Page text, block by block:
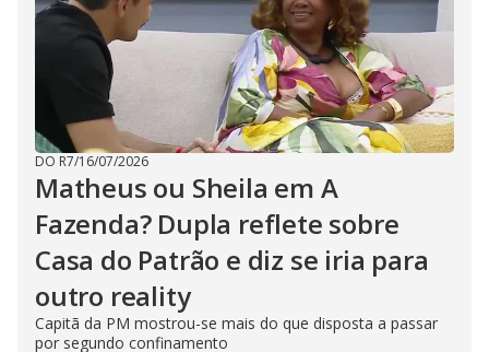
DO R7/16/07/2026
Matheus ou Sheila em A
Fazenda? Dupla reflete sobre
Casa do Patrão e diz se iria para
outro reality
Capitã da PM mostrou-se mais do que disposta a passar
por segundo confinamento